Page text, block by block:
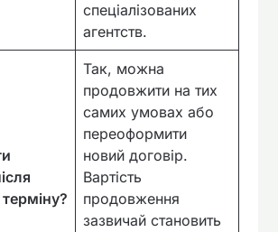
спеціалізованих
агентств.
Так, можна
продовжити на тих
самих умовах або
переоформити
новий договір.
Вартість
продовження
зазвичай становить